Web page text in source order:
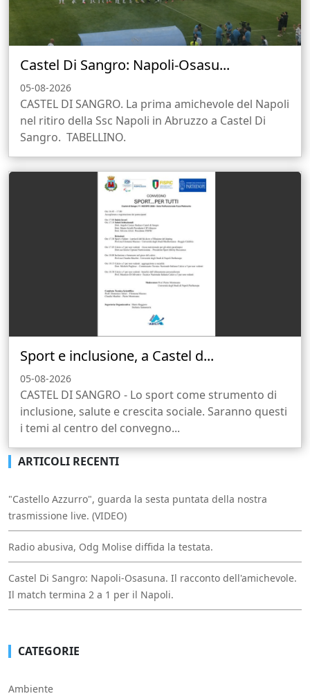
Castel Di Sangro: Napoli-Osasu...
05-08-2026
CASTEL DI SANGRO. La prima amichevole del Napoli
nel ritiro della Ssc Napoli in Abruzzo a Castel Di
Sangro. TABELLINO.
Sport e inclusione, a Castel d...
05-08-2026
CASTEL DI SANGRO - Lo sport come strumento di
inclusione, salute e crescita sociale. Saranno questi
i temi al centro del convegno...
ARTICOLI RECENTI
"Castello Azzurro", guarda la sesta puntata della nostra
trasmissione live. (VIDEO)
Radio abusiva, Odg Molise diffida la testata.
Castel Di Sangro: Napoli-Osasuna. Il racconto dell'amichevole.
Il match termina 2 a 1 per il Napoli.
CATEGORIE
Ambiente